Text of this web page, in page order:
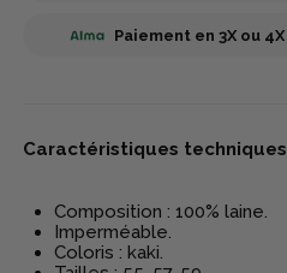
Paiement en 3X ou
Caractéristiques techniques
Composition : 100% laine.
Imperméable.
Coloris : kaki.